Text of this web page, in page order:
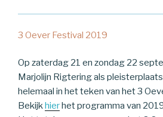
3 Oever Festival 2019
Op zaterdag 21 en zondag 22
Marjolijn Rigtering als
helemaal in het teken van het 3
Bekijkhierhet programma van